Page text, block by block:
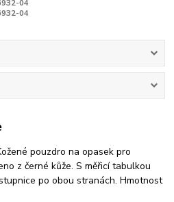
04
04
pouzdro na opasek pro
z černé kůže. S měřicí tabulkou
po obou stranách. Hmotnost